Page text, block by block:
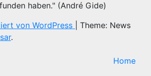
haben." (André Gide)
von WordPress
Theme: News
.
Home